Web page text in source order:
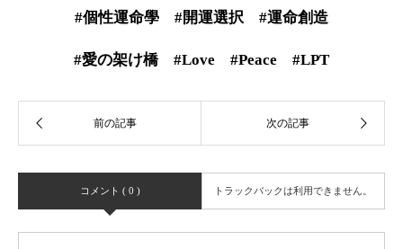
#個性運命學 #開運選択 #運命創造
#愛の架け橋 #Love #Peace #LPT
コメント ( 0 ) トラックバックは利用できません。